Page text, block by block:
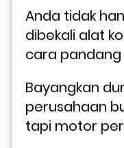
Anda tidak
dibekali alat
cara pandang
Bayangkan
perusahaan
tapi motor